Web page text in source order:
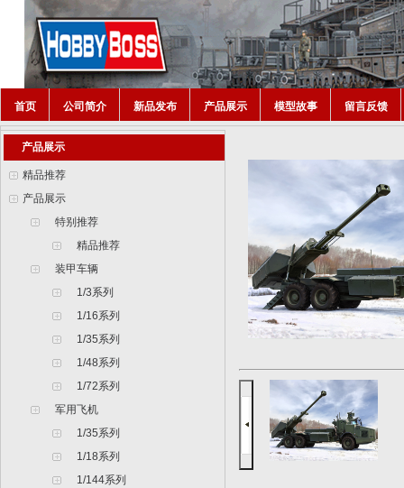
首页 公司简介 新品发布 产品展示 模型故事 留言反馈
产品展示
精品推荐
产品展示
特别推荐
精品推荐
装甲车辆
1/3系列
1/16系列
1/35系列
1/48系列
1/72系列
军用飞机
1/35系列
1/18系列
1/144系列